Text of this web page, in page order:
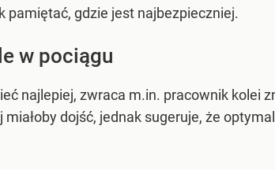
pamiętać, gdzie jest najbezpieczniej.
w pociągu
najlepiej, zwraca m.in. pracownik kolei
dojść, jednak sugeruje, że